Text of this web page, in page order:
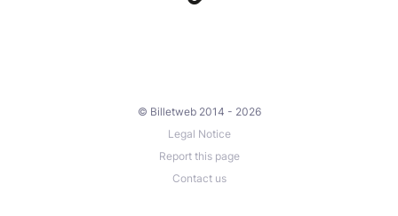
© Billetweb 2014 - 2026
Legal Notice
Report this page
Contact us